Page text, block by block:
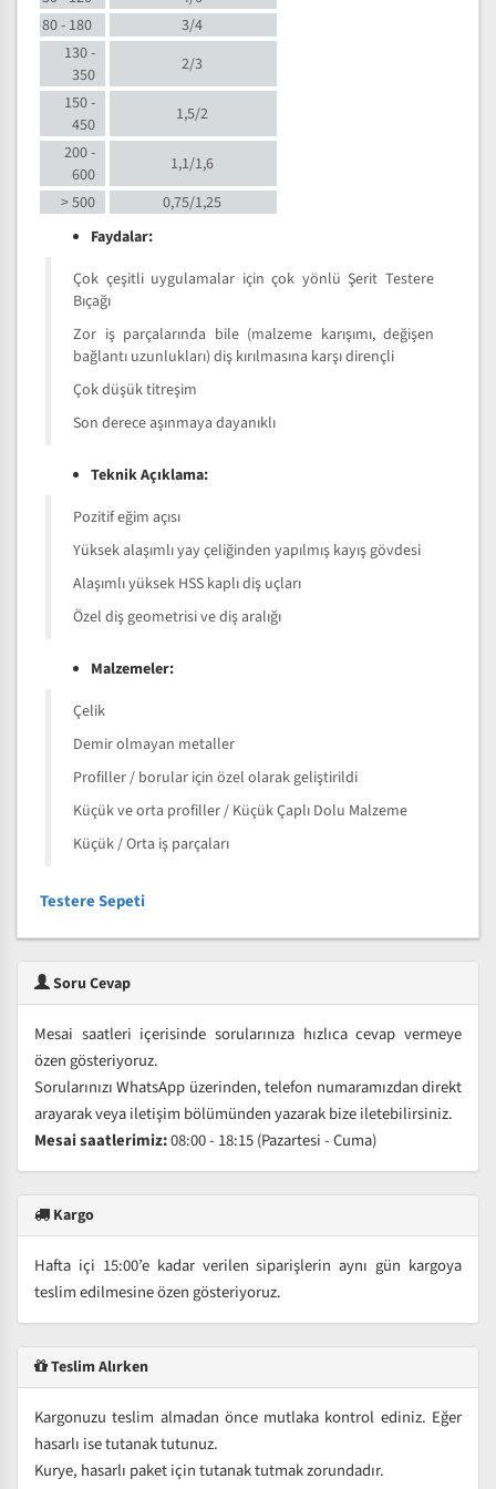
80 - 180
3/4
130 -
350
2/3
150 -
450
1,5/2
200 -
600
1,1/1,6
> 500
0,75/1,25
Faydalar:
Çok çeşitli uygulamalar için çok yönlü Şerit Testere
Bıçağı
Zor iş parçalarında bile (malzeme karışımı, değişen
bağlantı uzunlukları) diş kırılmasına karşı dirençli
Çok düşük titreşim
Son derece aşınmaya dayanıklı
Teknik Açıklama:
Pozitif eğim açısı
Yüksek alaşımlı yay çeliğinden yapılmış kayış gövdesi
Alaşımlı yüksek HSS kaplı diş uçları
Özel diş geometrisi ve diş aralığı
Malzemeler:
Çelik
Demir olmayan metaller
Profiller / borular için özel olarak geliştirildi
Küçük ve orta profiller / Küçük Çaplı Dolu Malzeme
Küçük / Orta iş parçaları
Testere Sepeti
Soru Cevap
Mesai saatleri içerisinde sorularınıza hızlıca cevap vermeye
özen gösteriyoruz.
Sorularınızı WhatsApp üzerinden, telefon numaramızdan direkt
arayarak veya iletişim bölümünden yazarak bize iletebilirsiniz.
Mesai saatlerimiz:08:00 - 18:15 (Pazartesi - Cuma)
Kargo
Hafta içi 15:00’e kadar verilen siparişlerin aynı gün kargoya
teslim edilmesine özen gösteriyoruz.
Teslim Alırken
Kargonuzu teslim almadan önce mutlaka kontrol ediniz. Eğer
hasarlı ise tutanak tutunuz.
Kurye, hasarlı paket için tutanak tutmak zorundadır.